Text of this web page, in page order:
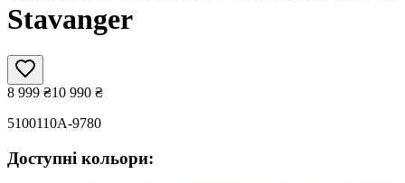
Stavanger
8 999 ₴10 990 ₴
5100110A-9780
Доступні кольори: